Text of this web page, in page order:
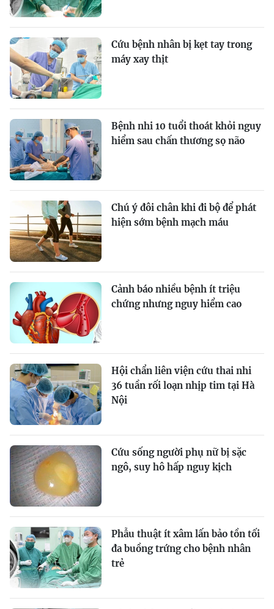
Cứu bệnh nhân bị kẹt tay trong
máy xay thịt
Bệnh nhi 10 tuổi thoát khỏi nguy
hiểm sau chấn thương sọ não
Chú ý đôi chân khi đi bộ để phát
hiện sớm bệnh mạch máu
Cảnh báo nhiều bệnh ít triệu
chứng nhưng nguy hiểm cao
Hội chẩn liên viện cứu thai nhi
36 tuần rối loạn nhịp tim tại Hà
Nội
Cứu sống người phụ nữ bị sặc
ngô, suy hô hấp nguy kịch
Phẫu thuật ít xâm lấn bảo tồn tối
đa buồng trứng cho bệnh nhân
trẻ